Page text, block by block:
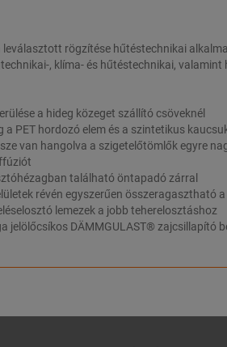
leválasztott rögzítése hűtéstechnikai
, klíma- és hűtéstechnikai, valamint
a hideg közeget szállító csöveknél
a PET hordozó elem és a szintetikus
van hangolva a szigetelőtömlők egyre
található öntapadó zárral
révén egyszerűen összeragasztható
lemezek a jobb teherelosztáshoz
jelölőcsíkos DÄMMGULAST® zajcsillapító